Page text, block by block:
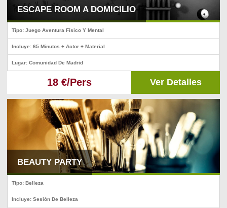
ESCAPE ROOM A DOMICILIO
Tipo: Juego Aventura Físico Y Mental
Incluye: 65 Minutos + Actor + Material
Lugar: Comunidad De Madrid
18 €/Pers Ver Detalles
BEAUTY PARTY
Tipo: Belleza
Incluye: Sesión De Belleza